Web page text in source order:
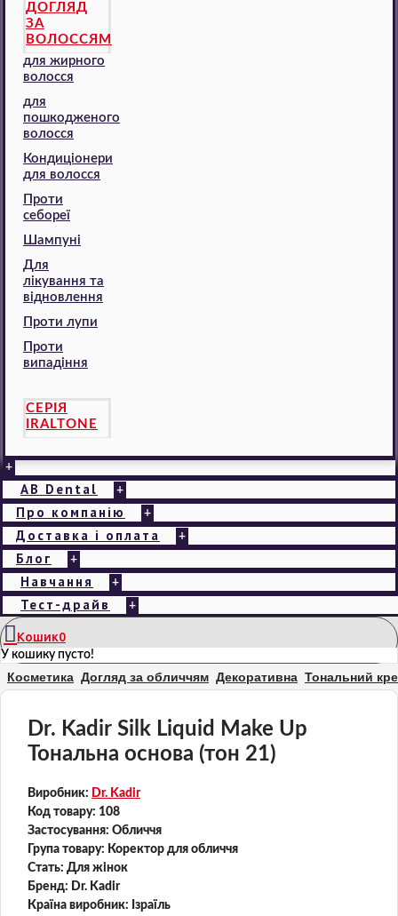
ДОГЛЯД
ЗА
ВОЛОССЯМ
для жирного
волосся
для
пошкодженого
волосся
Кондиціонери
для волосся
Проти
себореї
Шампуні
Для
лікування та
відновлення
Проти лупи
Проти
випадіння
СЕРІЯ
IRALTONE
+
AB Dental +
Про компанію +
Доставка і оплата +
Блог +
Навчання +
Тест-драйв +
Кошик0
У кошику пусто!
Косметика Догляд за обличчям Декоративна Тональний
Dr. Kadir Silk Liquid Make Up
Тональна основа (тон 21)
Виробник: Dr. Kadir
Код товару: 108
Застосування: Обличчя
Група товару: Коректор для обличчя
Стать: Для жінок
Бренд: Dr. Kadir
Країна виробник: Ізраїль